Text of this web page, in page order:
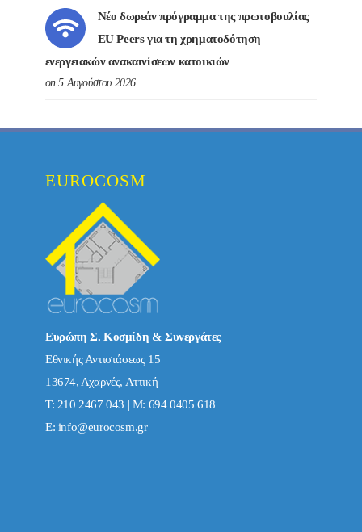
Νέο δωρεάν πρόγραμμα της πρωτοβουλίας
EU Peers για τη χρηματοδότηση
ενεργειακών ανακαινίσεων κατοικιών
on 5 Αυγούστου 2026
EUROCOSM
Ευρώπη Σ. Κοσμίδη & Συνεργάτες
Εθνικής Αντιστάσεως 15
13674, Αχαρνές, Αττική
Τ: 210 2467 043 | Μ: 694 0405 618
E: info@eurocosm.gr